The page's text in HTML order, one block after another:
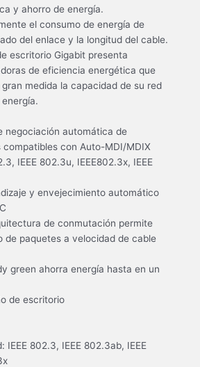
y ahorro de energía.
el consumo de energía de
del enlace y la longitud del cable.
escritorio Gigabit presenta
de eficiencia energética que
medida la capacidad de su red
negociación automática de
con Auto-MDI/MDIX
IEEE 802.3u, IEEE802.3x, IEEE
y envejecimiento automático
de conmutación permite
de paquetes a velocidad de cable
green ahorra energía hasta en un
de escritorio
IEEE 802.3, IEEE 802.3ab, IEEE